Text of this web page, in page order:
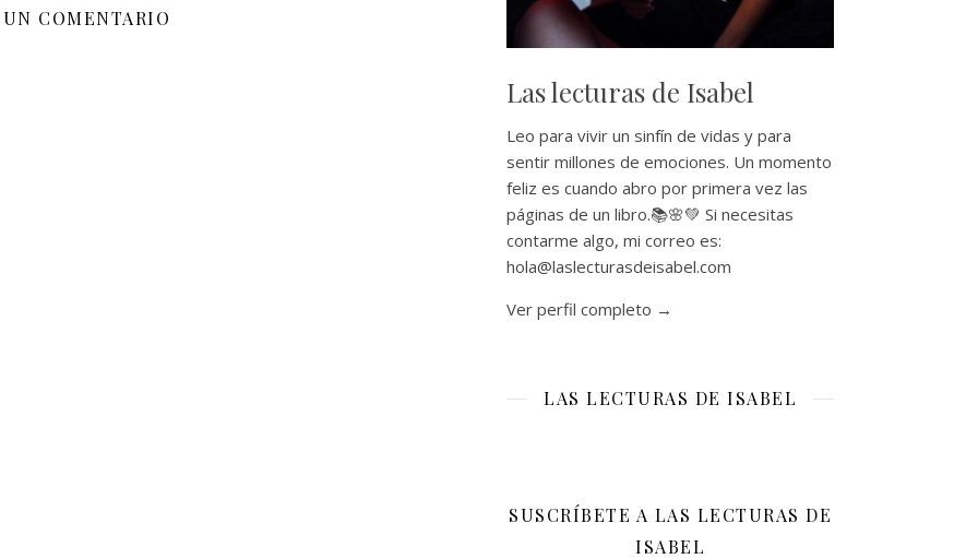
UN COMENTARIO
Las lecturas de Isabel
Leo para vivir un sinfín de vidas y para
sentir millones de emociones. Un momento
feliz es cuando abro por primera vez las
páginas de un libro.📚🌸💚 Si necesitas
contarme algo, mi correo es:
hola@laslecturasdeisabel.com
Ver perfil completo →
LAS LECTURAS DE ISABEL
SUSCRÍBETE A LAS LECTURAS DE
ISABEL